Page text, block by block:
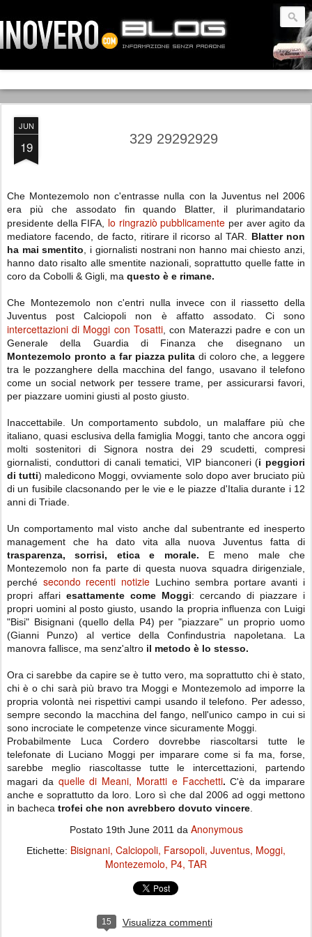
JUN
19 329 29292929
Che Montezemolo non c'entrasse nulla con la Juventus nel 2006
era più che assodato fin quando Blatter, il plurimandatario
presidente della FIFA, lo ringraziò pubblicamente per aver agito da
mediatore facendo, de facto, ritirare il ricorso al TAR. Blatter non
ha mai smentito , i giornalisti nostrani non hanno mai chiesto anzi,
hanno dato risalto alle smentite nazionali, soprattutto quelle fatte in
coro da Cobolli & Gigli, ma questo è e rimane.
Che Montezemolo non c'entri nulla invece con il riassetto della
Juventus post Calciopoli non è affatto assodato. Ci sono
intercettazioni di Moggi con Tosatti, con Materazzi padre e con un
Generale della Guardia di Finanza che disegnano un
Montezemolo pronto a far piazza pulita di coloro che, a leggere
tra le pozzanghere della macchina del fango, usavano il telefono
come un social network per tessere trame, per assicurarsi favori,
per piazzare uomini giusti al posto giusto.
Inaccettabile. Un comportamento subdolo, un malaffare più che
italiano, quasi esclusiva della famiglia Moggi, tanto che ancora oggi
molti sostenitori di Signora nostra dei 29 scudetti, compresi
giornalisti, conduttori di canali tematici, VIP bianconeri (i peggiori
di tutti) maledicono Moggi, ovviamente solo dopo aver bruciato più
di un fusibile clacsonando per le vie e le piazze d'Italia durante i 12
anni di Triade.
Un comportamento mal visto anche dal subentrante ed inesperto
management che ha dato vita alla nuova Juventus fatta di
trasparenza, sorrisi, etica e morale. E meno male che
Montezemolo non fa parte di questa nuova squadra dirigenziale,
perché secondo recenti notizieLuchino sembra portare avanti i
propri affari esattamente come Moggi: cercando di piazzare i
propri uomini al posto giusto, usando la propria influenza con Luigi
"Bisi" Bisignani (quello della P4) per "piazzare" un proprio uomo
(Gianni Punzo) al vertice della Confindustria napoletana. La
manovra fallisce, ma senz'altro il metodo è lo stesso.
Ora ci sarebbe da capire se è tutto vero, ma soprattutto chi è stato,
chi è o chi sarà più bravo tra Moggi e Montezemolo ad imporre la
propria volontà nei rispettivi campi usando il telefono. Per adesso,
sempre secondo la macchina del fango, nell'unico campo in cui si
sono incrociate le competenze vince sicuramente Moggi.
Probabilmente Luca Cordero dovrebbe riascoltarsi tutte le
telefonate di Luciano Moggi per imparare come si fa ma, forse,
sarebbe meglio riascoltasse tutte le intercettazioni, partendo
magari da quelle di Meani, Moratti e Facchetti. C'è da imparare
anche e soprattutto da loro. Loro sì che dal 2006 ad oggi mettono
in bacheca trofei che non avrebbero dovuto vincere
Postato 19th June 2011 da Anonymous
Etichette: Bisignani Calciopoli Farsopoli Juventus Moggi
Montezemolo P4 TAR
15 Visualizza commenti